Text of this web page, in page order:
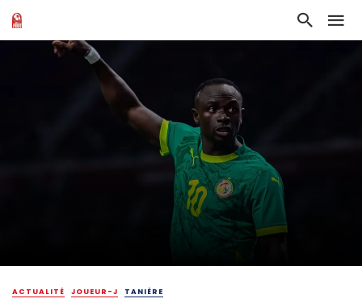
ACTUALITÉ JOUEUR-J TANIÈRE